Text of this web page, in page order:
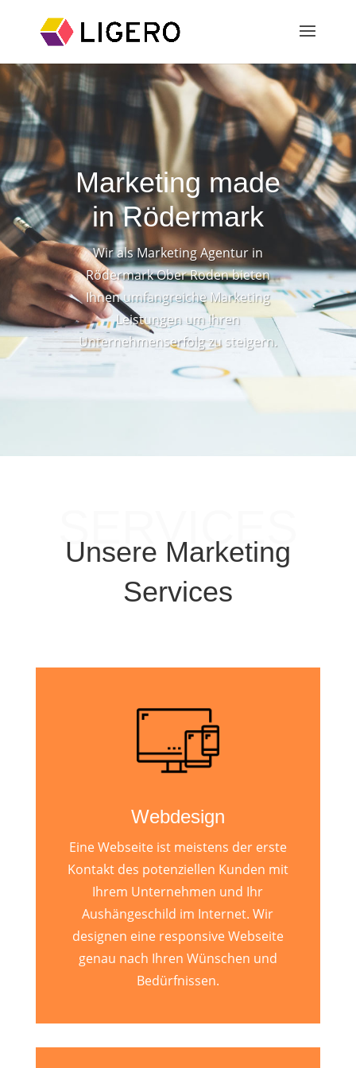
Marketing made
in Rödermark
Wir als Marketing Agentur in
Rödermark Ober Roden bieten
Ihnen umfangreiche Marketing
Leistungen um Ihren
Unternehmenserfolg zu steigern.
SERVICES
Unsere Marketing
Services
Webdesign
Eine Webseite ist meistens der erste
Kontakt des potenziellen Kunden mit
Ihrem Unternehmen und Ihr
Aushängeschild im Internet. Wir
designen eine responsive Webseite
genau nach Ihren Wünschen und
Bedürfnissen.